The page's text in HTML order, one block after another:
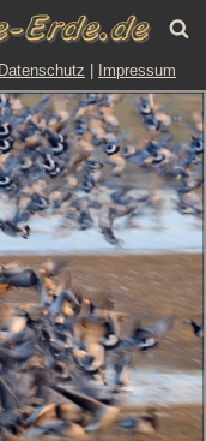
Datenschutz Impressum